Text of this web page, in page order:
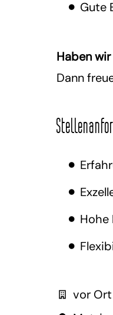
Gute
Haben
Dann
Hohe
vor Ort